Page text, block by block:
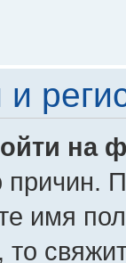
на
имя
то